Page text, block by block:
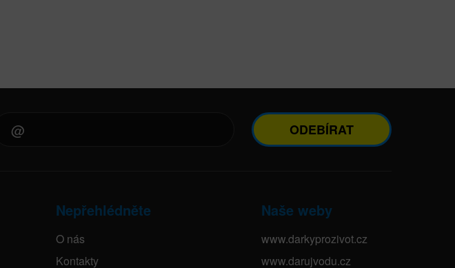
ODEBÍRAT
Nepřehlédněte
O nás
Kontakty
Naše weby
www.darkyprozivot.cz
www.darujvodu.cz